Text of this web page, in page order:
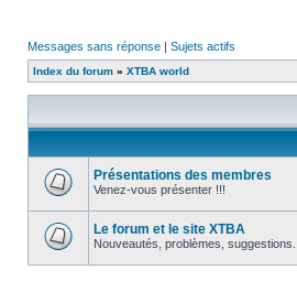
Messages sans réponse | Sujets actifs
Index du forum » XTBA world
message
non
Présentations des membres
Venez-vous présenter !!!
message
Le forum et le site XTBA
Nouveautés, problèmes, suggestions...